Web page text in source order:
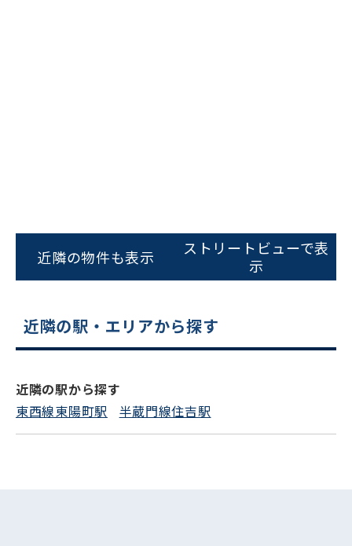
スムーズにご案内できます
0120-620-213
電話でお問い合わせ
近隣の物件も表示
ストリートビューで表
示
近隣の駅・エリアから探す
近隣の駅から探す
東西線東陽町駅
半蔵門線住吉駅